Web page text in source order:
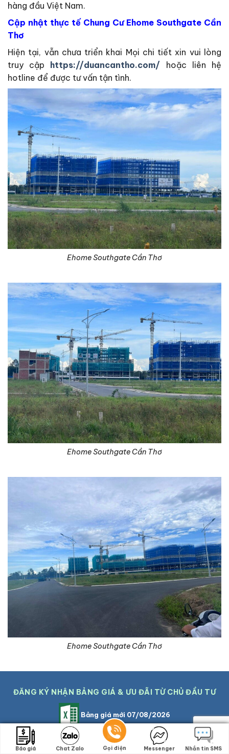
hàng đầu Việt Nam.
Cập nhật thực tế Chung Cư Ehome Southgate Cần
Thơ
Hiện tại, vẫn chưa triển khai Mọi chi tiết xin vui lòng
truy cập
https://duancantho.com/ hoặc liên hệ
hotline để được tư vấn tận tình.
Ehome Southgate Cần Thơ
Ehome Southgate Cần Thơ
Ehome Southgate Cần Thơ
ĐĂNG KÝ NHẬN BẢNG GIÁ & ƯU ĐÃI TỪ CHỦ ĐẦU TƯ
Bảng giá mới 07/08/2026
Hồ sơ pháp lý
Báo giá Chat Zalo Gọi điện Messenger Nhắn tin SMS
Báo giá Chat Zalo Gọi điện Messenger Nhắn tin SMS